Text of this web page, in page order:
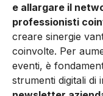
e allargare il
professionisti
creare sinergie
coinvolte. Per
eventi, è
strumenti digitali di